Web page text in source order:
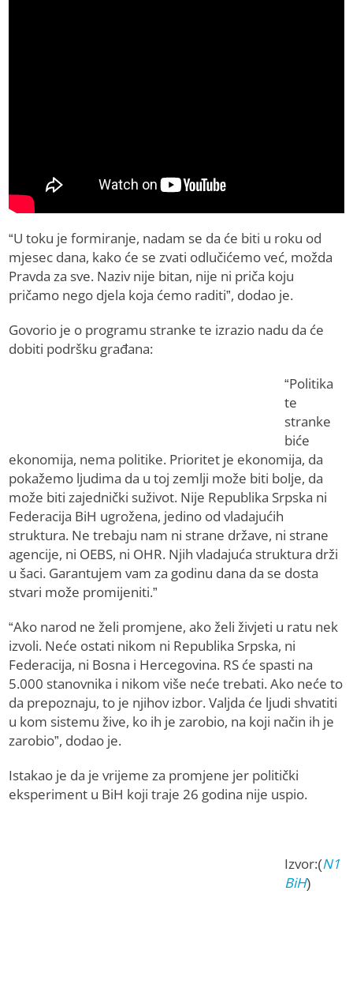
“U toku je formiranje, nadam se da će biti u roku od
mjesec dana, kako će se zvati odlučićemo već, možda
Pravda za sve. Naziv nije bitan, nije ni priča koju
pričamo nego djela koja ćemo raditi”, dodao je.
Govorio je o programu stranke te izrazio nadu da će
dobiti podršku građana:
“Politika
te
stranke
biće
ekonomija, nema politike. Prioritet je ekonomija, da
pokažemo ljudima da u toj zemlji može biti bolje, da
može biti zajednički suživot. Nije Republika Srpska ni
Federacija BiH ugrožena, jedino od vladajućih
struktura. Ne trebaju nam ni strane države, ni strane
agencije, ni OEBS, ni OHR. Njih vladajuća struktura drži
u šaci. Garantujem vam za godinu dana da se dosta
stvari može promijeniti.”
“Ako narod ne želi promjene, ako želi živjeti u ratu nek
izvoli. Neće ostati nikom ni Republika Srpska, ni
Federacija, ni Bosna i Hercegovina. RS će spasti na
5.000 stanovnika i nikom više neće trebati. Ako neće to
da prepoznaju, to je njihov izbor. Valjda će ljudi shvatiti
u kom sistemu žive, ko ih je zarobio, na koji način ih je
zarobio”, dodao je.
Istakao je da je vrijeme za promjene jer politički
eksperiment u BiH koji traje 26 godina nije uspio.
Izvor:(N1
BiH)